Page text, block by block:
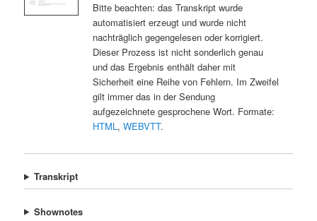
Bitte beachten: das Transkript wurde
automatisiert erzeugt und wurde nicht
nachträglich gegengelesen oder korrigiert.
Dieser Prozess ist nicht sonderlich genau
und das Ergebnis enthält daher mit
Sicherheit eine Reihe von Fehlern. Im Zweifel
gilt immer das in der Sendung
aufgezeichnete gesprochene Wort. Formate:
HTML, WEBVTT.
Transkript
Shownotes